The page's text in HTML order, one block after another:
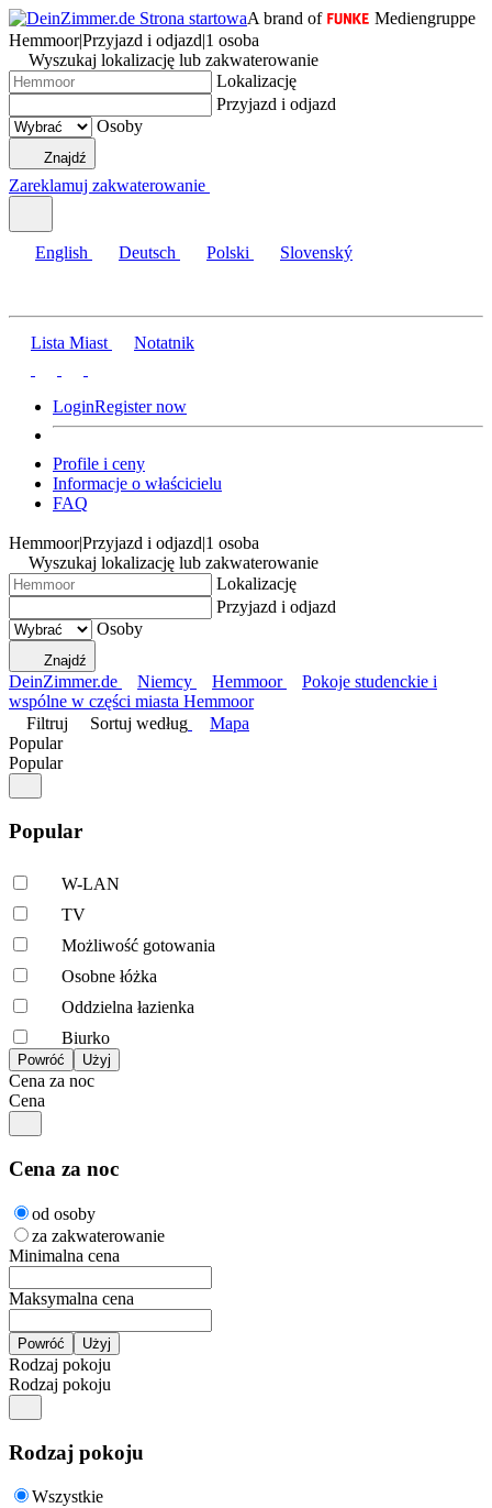
A brand of
Mediengruppe
Hemmoor|Przyjazd i odjazd|1 osoba
Wyszukaj lokalizację lub zakwaterowanie
Lokalizację
Przyjazd i odjazd
Osoby
Znajdź
Zareklamuj zakwaterowanie
English Deutsch Polski Slovenský
Lista Miast Notatnik
LoginRegister now
Profile i ceny
Informacje o właścicielu
FAQ
Hemmoor|Przyjazd i odjazd|1 osoba
Wyszukaj lokalizację lub zakwaterowanie
Lokalizację
Przyjazd i odjazd
Osoby
Znajdź
DeinZimmer.de Niemcy Hemmoor
Pokoje studenckie i
wspólne w części miasta Hemmoor
Filtruj
Sortuj według
Mapa
Popular
Popular
Popular
W-LAN
TV
Możliwość gotowania
Osobne łóżka
Oddzielna łazienka
Biurko
Cena za noc
Cena
Cena za noc
od osoby
za zakwaterowanie
Minimalna cena
Maksymalna cena
Rodzaj pokoju
Rodzaj pokoju
Rodzaj pokoju
Wszystkie